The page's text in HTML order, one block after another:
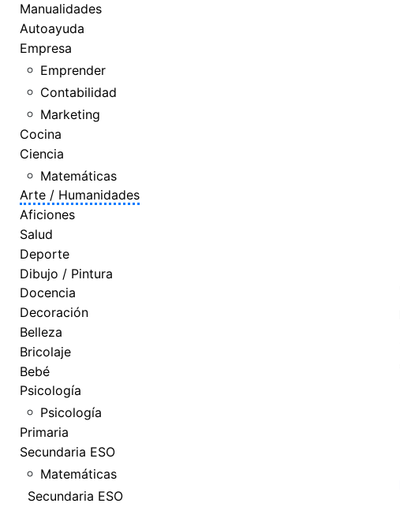
Manualidades
Autoayuda
Empresa
Emprender
Contabilidad
Marketing
Cocina
Ciencia
Matemáticas
Arte / Humanidades
Aficiones
Salud
Deporte
Dibujo / Pintura
Docencia
Decoración
Belleza
Bricolaje
Bebé
Psicología
Psicología
Primaria
Secundaria ESO
Matemáticas
Secundaria ESO